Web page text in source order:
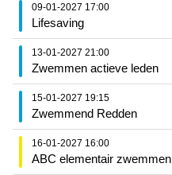
09-01-2027 17:00
Lifesaving
13-01-2027 21:00
Zwemmen actieve leden
15-01-2027 19:15
Zwemmend Redden
16-01-2027 16:00
ABC elementair zwemmen